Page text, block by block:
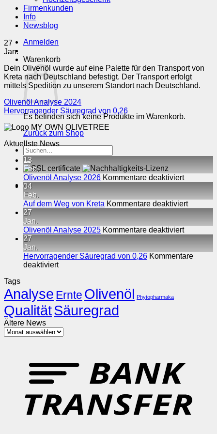
Firmenkunden
Info
Newsblog
Anmelden
Warenkorb
Es befinden sich keine Produkte im Warenkorb.
Zurück zum Shop
Suchen
nach:
27
Jan.
Dein Olivenöl wurde auf eine Palette für den Transport von
Kreta nach Deutschland befestigt. Der Transport erfolgt
mittels Spedition zu unserem Standort nach Deutschland.
Olivenöl Analyse 2024
Hervorragender Säuregrad von 0,26
Aktuellste News
13
Feb.
Olivenöl Analyse 2026 Kommentare deaktiviertfür
2026
04
Feb.
Auf dem Weg von Kreta Kommentare deaktiviertfür
27
Jan.
Olivenöl Analyse 2025 Kommentare deaktiviertfür
2025
27
Jan.
Hervorragender Säuregrad von 0,26 Kommentare
deaktiviertfür
von
0,26
Tags
Analyse Ernte Olivenöl Phytopharmaka
QualitätSäuregrad
Ältere News
Ältere